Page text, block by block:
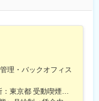
在ではグループ組織も
介護施設、訪問診療、
。
しん」をお届けするこ
理・バックオフィス